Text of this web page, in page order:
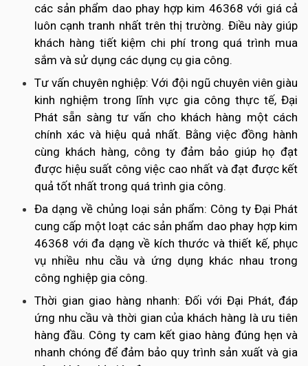
các sản phẩm dao phay hợp kim 46368 với giá cả
luôn cạnh tranh nhất trên thị trường. Điều này giúp
khách hàng tiết kiệm chi phí trong quá trình mua
sắm và sử dụng các dụng cụ gia công.
Tư vấn chuyên nghiệp: Với đội ngũ chuyên viên giàu
kinh nghiệm trong lĩnh vực gia công thực tế, Đại
Phát sẵn sàng tư vấn cho khách hàng một cách
chính xác và hiệu quả nhất. Bằng việc đồng hành
cùng khách hàng, công ty đảm bảo giúp họ đạt
được hiệu suất công việc cao nhất và đạt được kết
quả tốt nhất trong quá trình gia công.
Đa dạng về chủng loại sản phẩm: Công ty Đại Phát
cung cấp một loạt các sản phẩm dao phay hợp kim
46368 với đa dạng về kích thước và thiết kế, phục
vụ nhiều nhu cầu và ứng dụng khác nhau trong
công nghiệp gia công.
Thời gian giao hàng nhanh: Đối với Đại Phát, đáp
ứng nhu cầu và thời gian của khách hàng là ưu tiên
hàng đầu. Công ty cam kết giao hàng đúng hẹn và
nhanh chóng để đảm bảo quy trình sản xuất và gia